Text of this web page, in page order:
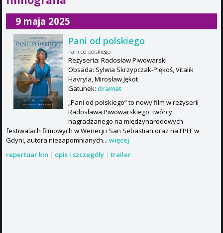
9 maja 2025
Pani od polskiego
Pani od polskiego
Reżyseria: Radosław Piwowarski
Obsada: Sylwia Skrzypczak-Piękoś, Vitalik
Havryla, Mirosław Jękot
Gatunek: dramat
„Pani od polskiego” to nowy film w reżyserii
Radosława Piwowarskiego, twórcy
nagradzanego na międzynarodowych
festiwalach filmowych w Wenecji i San Sebastian oraz na FPFF w
Gdyni, autora niezapomnianych... więcej
repertuar kin | opis i szczegóły | trailer